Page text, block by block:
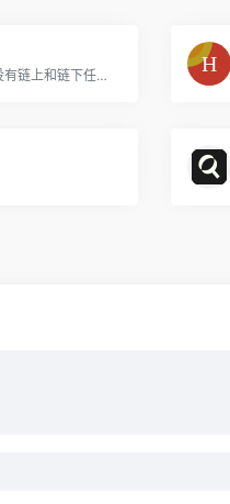
使AI-native工作流自动化，没有链上和链下任务和事务的代码